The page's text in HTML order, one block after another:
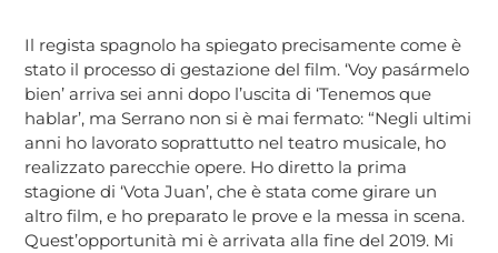
Il regista spagnolo ha spiegato precisamente come è
stato il processo di gestazione del film. ‘Voy pasármelo
bien’ arriva sei anni dopo l’uscita di ‘Tenemos que
hablar’, ma Serrano non si è mai fermato: “Negli ultimi
anni ho lavorato soprattutto nel teatro musicale, ho
realizzato parecchie opere. Ho diretto la prima
stagione di ‘Vota Juan’, che è stata come girare un
altro film, e ho preparato le prove e la messa in scena.
Quest’opportunità mi è arrivata alla fine del 2019. Mi